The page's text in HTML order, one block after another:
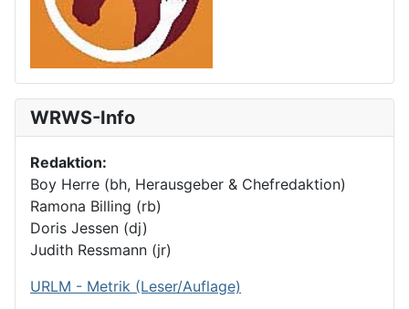
WRWS-Info
Redaktion:
Boy Herre (bh, Herausgeber & Chefredaktion)
Ramona Billing (rb)
Doris Jessen (dj)
Judith Ressmann (jr)
URLM - Metrik (Leser/Auflage)